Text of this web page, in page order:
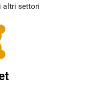
altri settori